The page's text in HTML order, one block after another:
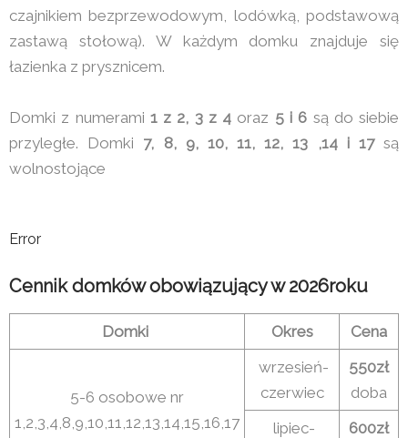
czajnikiem bezprzewodowym, lodówką, podstawową
zastawą stołową). W każdym domku znajduje się
łazienka z prysznicem.
Domki z numerami 1 z 2, 3 z 4 oraz 5 i 6 są do siebie
przyległe. Domki 7, 8, 9, 10, 11, 12, 13 ,14 i 17są
wolnostojące
Error
Cennik domków obowiązujący w 2026roku
Domki Okres Cena
5-6 osobowe nr
1,2,3,4,8,9,10,11,12,13,14,15,16,17
wrzesień-
czerwiec
550zł
doba
lipiec-
600zł